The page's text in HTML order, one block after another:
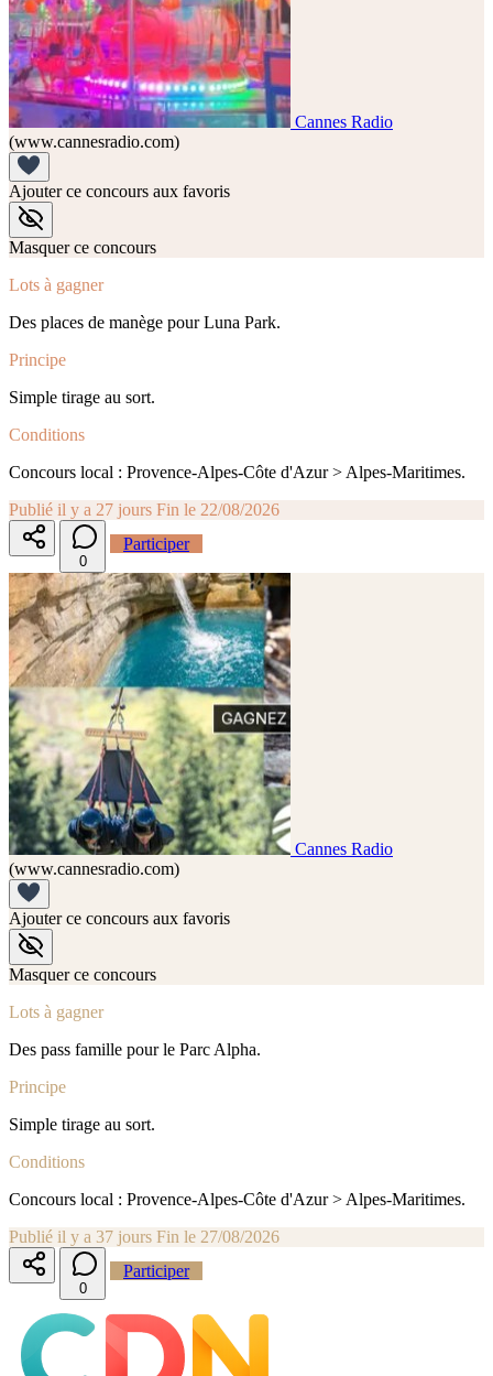
Cannes Radio
(www.cannesradio.com)
Ajouter ce concours aux favoris
Masquer ce concours
Lots à gagner
Des places de manège pour Luna Park.
Principe
Simple tirage au sort.
Conditions
Concours local : Provence-Alpes-Côte d'Azur > Alpes-Maritimes.
Publié il y a 27 jours Fin le 22/08/2026
0
Participer
Cannes Radio
(www.cannesradio.com)
Ajouter ce concours aux favoris
Masquer ce concours
Lots à gagner
Des pass famille pour le Parc Alpha.
Principe
Simple tirage au sort.
Conditions
Concours local : Provence-Alpes-Côte d'Azur > Alpes-Maritimes.
Publié il y a 37 jours Fin le 27/08/2026
0
Participer